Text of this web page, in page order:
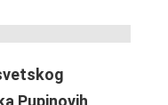
Pupinovih